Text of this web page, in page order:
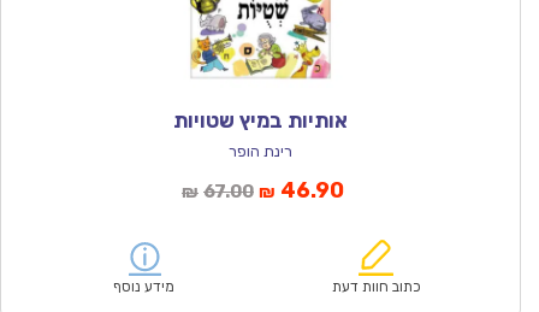
אותיות במיץ שטויות
רינת הופר
₪ 67.00המחיר
₪67.00.
₪ 46.90המחיר
הוא:
כתוב חוות דעת מידע נוסף